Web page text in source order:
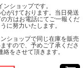
ショップです。
がけております。当日発送
方はお電話にてご一報くだ
に努力いたします。
ショップで同じ在庫を販売
すので、予めご了承くださ
をさせて頂きます。